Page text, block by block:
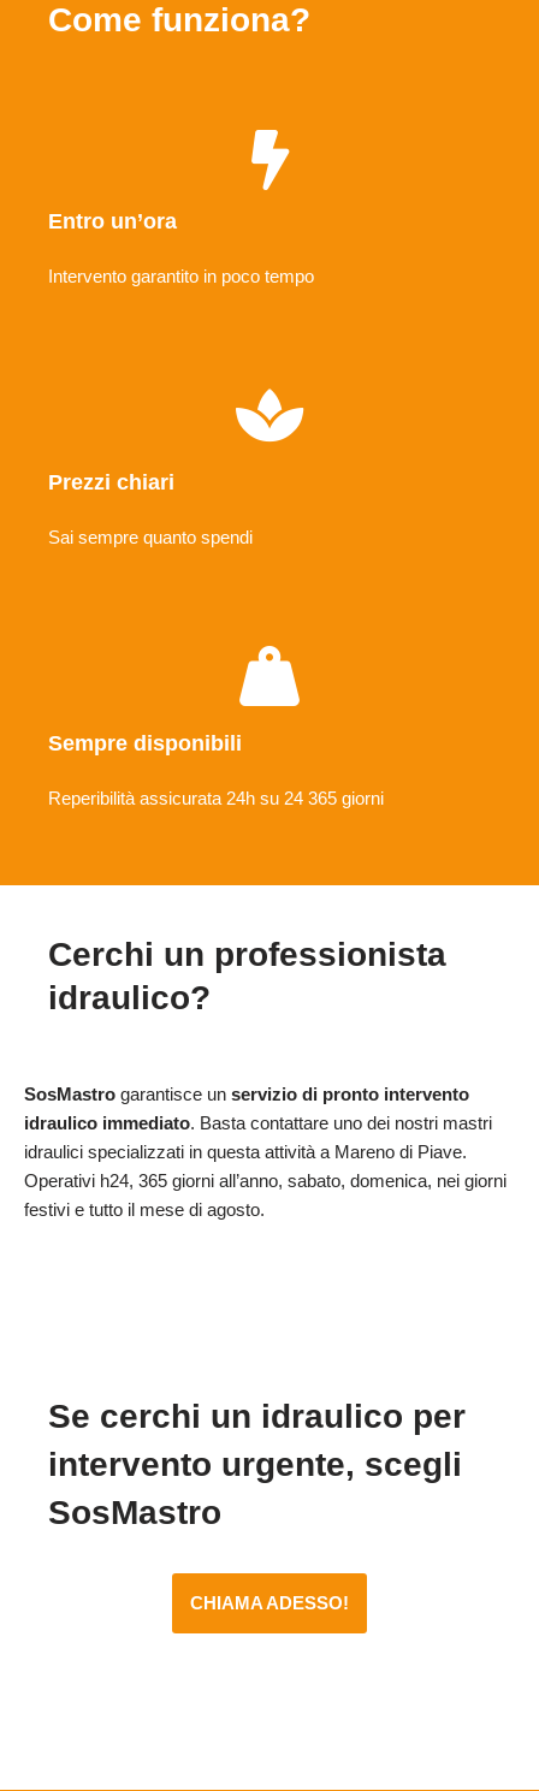
Come funziona?
Entro un’ora
Intervento garantito in poco tempo
Prezzi chiari
Sai sempre quanto spendi
Sempre disponibili
Reperibilità assicurata 24h su 24 365 giorni
Cerchi un professionista
idraulico?
SosMastro garantisce un servizio di pronto intervento
idraulico immediato. Basta contattare uno dei nostri mastri
idraulici specializzati in questa attività a Mareno di Piave.
Operativi h24, 365 giorni all’anno, sabato, domenica, nei giorni
festivi e tutto il mese di agosto.
Se cerchi un idraulico per
intervento urgente, scegli
SosMastro
CHIAMA ADESSO!